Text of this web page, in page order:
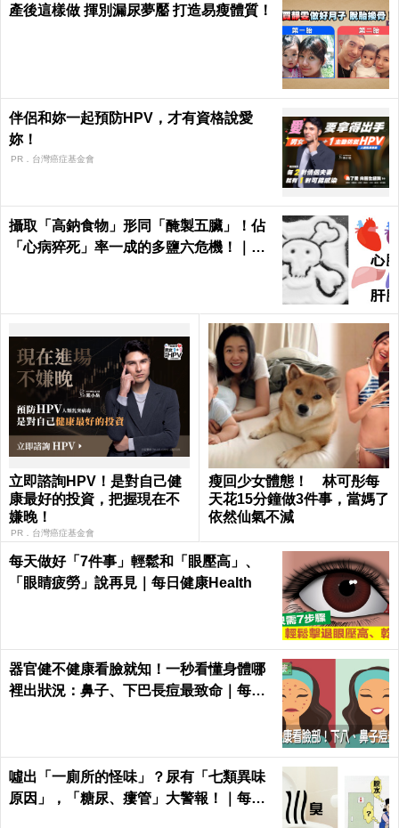
產後這樣做 揮別漏尿夢靨 打造易瘦體質！
伴侶和妳一起預防HPV，才有資格說愛
妳！
PR．台灣癌症基金會
攝取「高鈉食物」形同「醃製五臟」！佔
「心病猝死」率一成的多鹽六危機！｜每
立即諮詢HPV！是對自己健
康最好的投資，把握現在不
嫌晚！
PR．台灣癌症基金會
瘦回少女體態！ 林可彤每
天花15分鐘做3件事，當媽了
依然仙氣不減
每天做好「7件事」輕鬆和「眼壓高」、
「眼睛疲勞」說再見｜每日健康Health
器官健不健康看臉就知！一秒看懂身體哪
裡出狀況：鼻子、下巴長痘最致命｜每日
噓出「一廁所的怪味」？尿有「七類異味
原因」，「糖尿、瘻管」大警報！｜每日